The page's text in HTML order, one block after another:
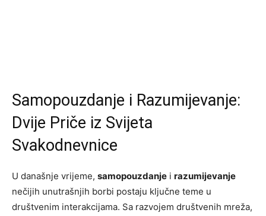
Samopouzdanje i Razumijevanje:
Dvije Priče iz Svijeta
Svakodnevnice
U današnje vrijeme, samopouzdanje i razumijevanje
nečijih unutrašnjih borbi postaju ključne teme u
društvenim interakcijama. Sa razvojem društvenih mreža,